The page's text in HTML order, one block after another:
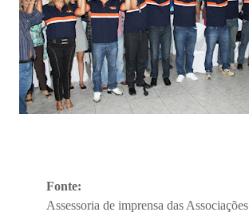
Fonte:
Assessoria de imprensa das Associações